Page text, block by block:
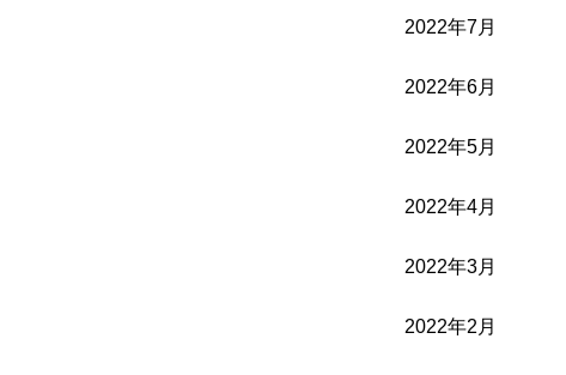
2022年7月
2022年6月
2022年5月
2022年4月
2022年3月
2022年2月